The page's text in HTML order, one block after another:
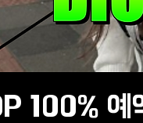
100% 예